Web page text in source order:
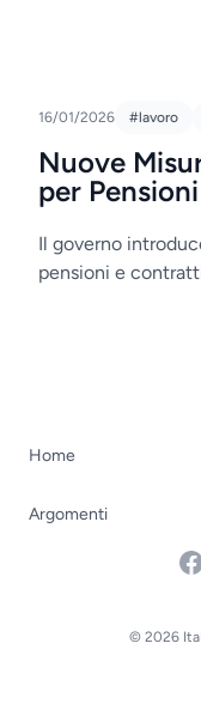
16/01/2026 #lavoro
Nuove
per
Il governo
pensioni e
Home
Argomenti
© 2026